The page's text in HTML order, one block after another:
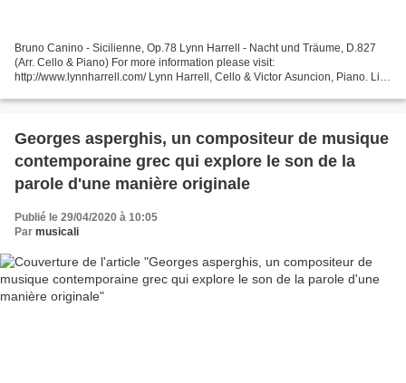
Bruno Canino - Sicilienne, Op.78 Lynn Harrell - Nacht und Träume, D.827
(Arr. Cello & Piano) For more information please visit:
http://www.lynnharrell.com/ Lynn Harrell, Cello & Victor Asuncion, Piano. Live
Georges asperghis, un compositeur de musique
contemporaine grec qui explore le son de la
parole d'une manière originale
Publié le 29/04/2020 à 10:05
Par musicali